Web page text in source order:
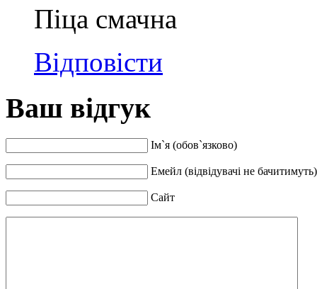
Піца смачна
Відповіcти
Ваш відгук
Ім`я (обов`язково)
Емейл (відвідувачі не
Сайт